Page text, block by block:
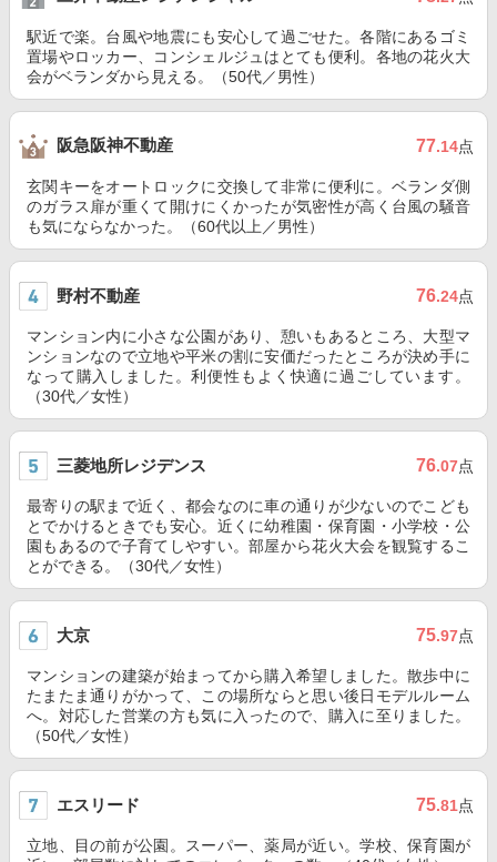
駅近で楽。台風や地震にも安心して過ごせた。各階にあるゴミ
置場やロッカー、コンシェルジュはとても便利。各地の花火大
会がベランダから見える。（50代／男性）
阪急阪神不動産 77.14点
玄関キーをオートロックに交換して非常に便利に。ベランダ側
のガラス扉が重くて開けにくかったが気密性が高く台風の騒音
も気にならなかった。（60代以上／男性）
野村不動産 76.24点
マンション内に小さな公園があり、憩いもあるところ、大型マ
ンションなので立地や平米の割に安価だったところが決め手に
なって購入しました。利便性もよく快適に過ごしています。
（30代／女性）
三菱地所レジデンス 76.07点
最寄りの駅まで近く、都会なのに車の通りが少ないのでこども
とでかけるときでも安心。近くに幼稚園・保育園・小学校・公
園もあるので子育てしやすい。部屋から花火大会を観覧するこ
とができる。（30代／女性）
大京 75.97点
マンションの建築が始まってから購入希望しました。散歩中に
たまたま通りがかって、この場所ならと思い後日モデルルーム
へ。対応した営業の方も気に入ったので、購入に至りました。
（50代／女性）
エスリード 75.81点
立地、目の前が公園。スーパー、薬局が近い。学校、保育園が